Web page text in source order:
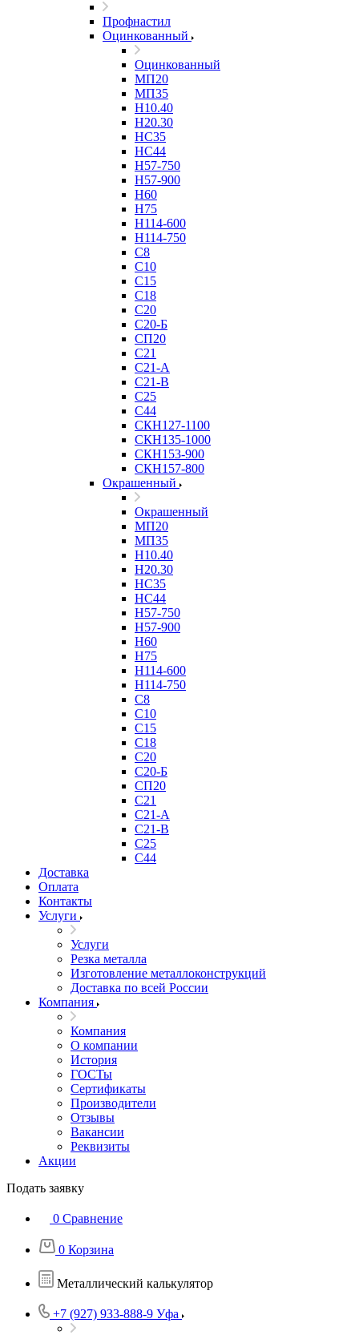
Профнастил
Оцинкованный
Оцинкованный
МП20
МП35
Н10.40
Н20.30
НС35
НС44
Н57-750
Н57-900
Н60
Н75
Н114-600
Н114-750
С8
С10
С15
С18
С20
С20-Б
СП20
С21
С21-А
С21-В
С25
С44
СКН127-1100
СКН135-1000
СКН153-900
СКН157-800
Окрашенный
Окрашенный
МП20
МП35
Н10.40
Н20.30
НС35
НС44
Н57-750
Н57-900
Н60
Н75
Н114-600
Н114-750
С8
С10
С15
С18
С20
С20-Б
СП20
С21
С21-А
С21-В
С25
С44
Доставка
Оплата
Контакты
Услуги
Услуги
Резка металла
Изготовление металлоконструкций
Доставка по всей России
Компания
Компания
О компании
История
ГОСТы
Сертификаты
Производители
Отзывы
Вакансии
Реквизиты
Акции
Подать заявку
0 Сравнение
0 Корзина
Металлический калькулятор
+7 (927) 933-888-9 Уфа